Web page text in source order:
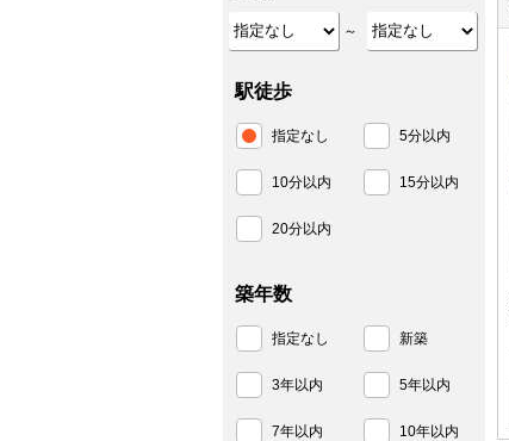
～
駅徒歩
指定なし 5分以内
10分以内 15分以内
20分以内
築年数
指定なし 新築
3年以内 5年以内
7年以内 10年以内